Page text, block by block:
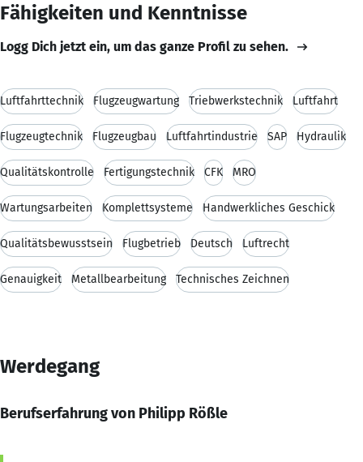
Fähigkeiten und Kenntnisse
Logg Dich jetzt ein, um das ganze Profil zu sehen.
Luftfahrttechnik Flugzeugwartung Triebwerkstechnik Luftfahrt
Flugzeugtechnik Flugzeugbau Luftfahrtindustrie SAP Hydraulik
Qualitätskontrolle Fertigungstechnik CFK MRO
Wartungsarbeiten Komplettsysteme Handwerkliches Geschick
Qualitätsbewusstsein Flugbetrieb Deutsch Luftrecht
Genauigkeit Metallbearbeitung Technisches Zeichnen
Werdegang
Berufserfahrung von Philipp Rößle